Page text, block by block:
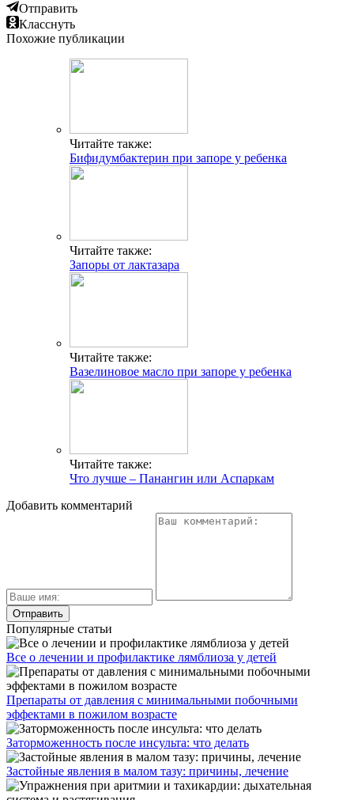
Отправить
Класснуть
Похожие публикации
Читайте также:
Бифидумбактерин при запоре у ребенка
Читайте также:
Запоры от лактазара
Читайте также:
Вазелиновое масло при запоре у ребенка
Читайте также:
Что лучше – Панангин или Аспаркам
Добавить комментарий
Популярные статьи
Все о лечении и профилактике лямблиоза у детей
Препараты от давления с минимальными побочными
эффектами в пожилом возрасте
Заторможенность после инсульта: что делать
Застойные явления в малом тазу: причины, лечение